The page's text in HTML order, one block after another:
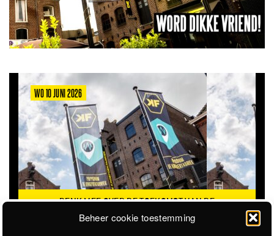
Beheer cookie toestemming
WO 10 JUNI 2026
DENK MEE OVER DE TOEKOMST VAN DE
KROEPOEKFABRIEK